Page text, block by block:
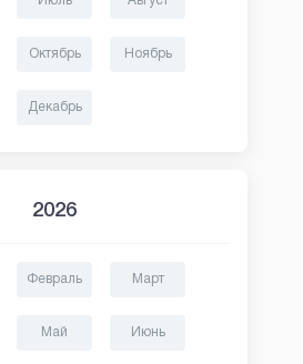
Октябрь Ноябрь
Декабрь
2026
Февраль Март
Май Июнь